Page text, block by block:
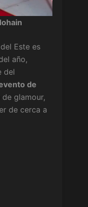
Este es
año,
del
de
glamour,
de cerca a